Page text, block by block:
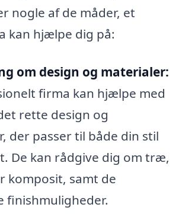
nogle af de måder, et
kan hjælpe dig på:
om design og materialer:
firma kan hjælpe med
rette design og
der passer til både din stil
De kan rådgive dig om træ,
komposit, samt de
finishmuligheder.